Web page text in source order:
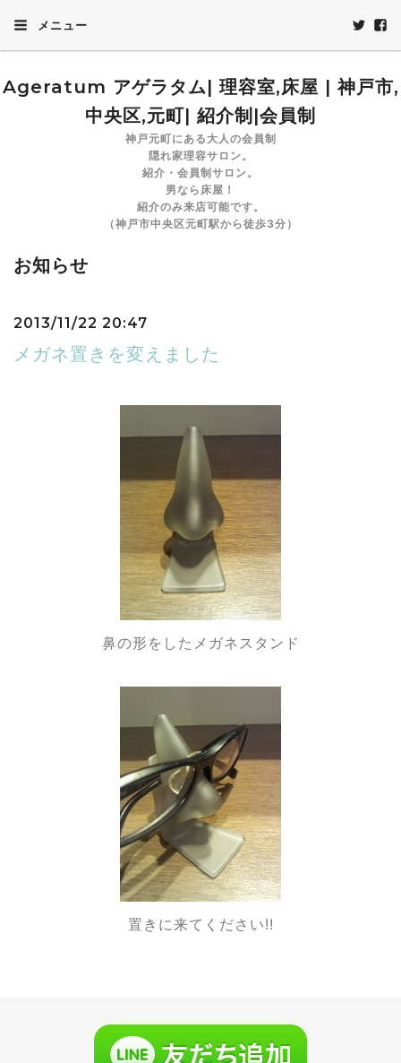
メニュー
Ageratum アゲラタム| 理容室,床屋 | 神戸市,
中央区,元町| 紹介制|会員制
神戸元町にある大人の会員制
隠れ家理容サロン。
紹介・会員制サロン。
男なら床屋！
紹介のみ来店可能です。
（神戸市中央区元町駅から徒歩3分）
お知らせ
2013/11/22 20:47
メガネ置きを変えました
鼻の形をしたメガネスタンド
置きに来てください!!